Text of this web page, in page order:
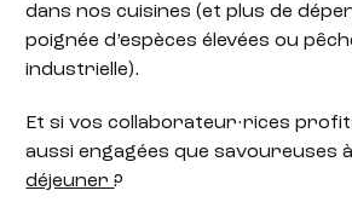
dans nos cuisines (et plus de
poignée d’espèces élevées ou
industrielle).
Et si vos collaborateur·rices
aussi engagées que savoureuses
déjeuner?